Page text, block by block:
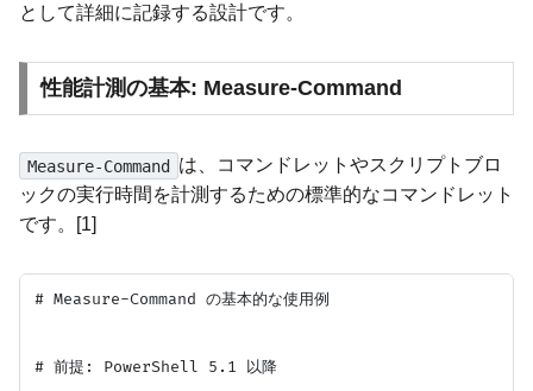
として詳細に記録する設計です。
性能計測の基本: Measure-Command
Measure-Command は、コマンドレットやスクリプトブロ
ックの実行時間を計測するための標準的なコマンドレット
です。[1]
# Measure-Command の基本的な使用例
# 前提: PowerShell 5.1 以降